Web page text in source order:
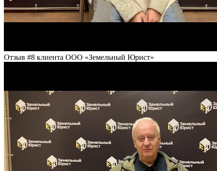
Отзыв #8 клиента ООО «Земельный Юрист»